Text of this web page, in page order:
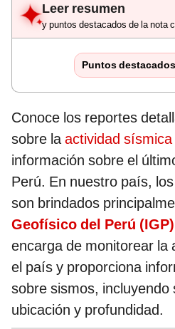
Leer resumen
y puntos destacados de la nota
Puntos destacados
Conoce los reportes
sobre laactividad
información sobre el
Perú. En nuestro país,
son brindados
Geofísico del Perú (IGP)
encarga de monitorear la
el país y proporciona
sobre sismos, incluyendo
ubicación y profundidad.